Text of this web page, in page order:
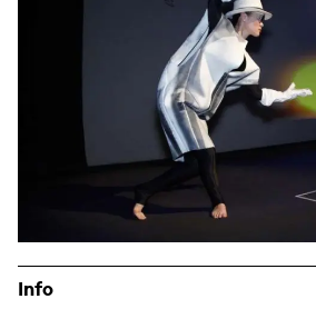
Info